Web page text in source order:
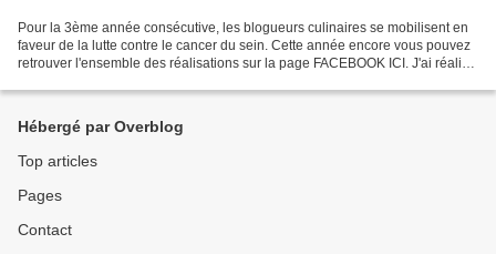
Pour la 3ème année consécutive, les blogueurs culinaires se mobilisent en
faveur de la lutte contre le cancer du sein. Cette année encore vous pouvez
retrouver l'ensemble des réalisations sur la page FACEBOOK ICI. J'ai réalisé
Hébergé par Overblog
Top articles
Pages
Contact